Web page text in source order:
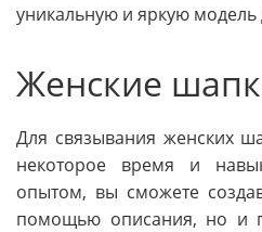
уникальную и яркую модель
Женские
Для связывания женских
некоторое время и
опытом, вы сможете
помощью описания, но и